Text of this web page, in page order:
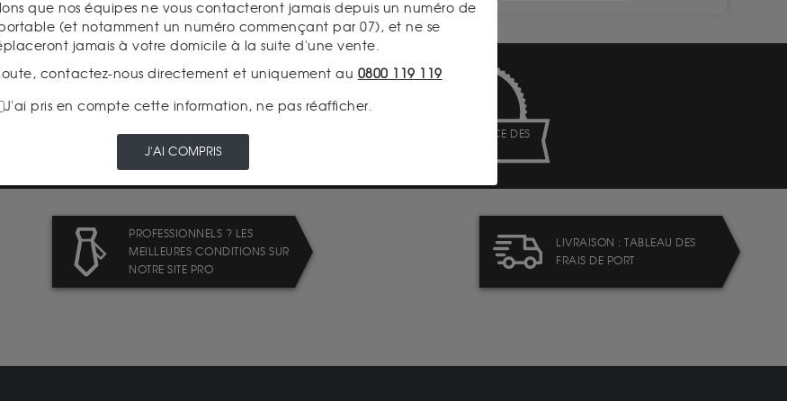
TRANSPARENCE DES
PROFESSIONNELS ? LES
MEILLEURES CONDITIONS SUR
NOTRE SITE PRO
LIVRAISON : TABLEAU DES
FRAIS DE PORT
que nos équipes ne vous contacteront jamais depuis un numéro de
(et notamment un numéro commençant par 07), et ne se
jamais à votre domicile à la suite d'une vente.
contactez-nous directement et uniquement au 0800 119 119
J'ai pris en compte cette information, ne pas réafficher.
J'AI COMPRIS